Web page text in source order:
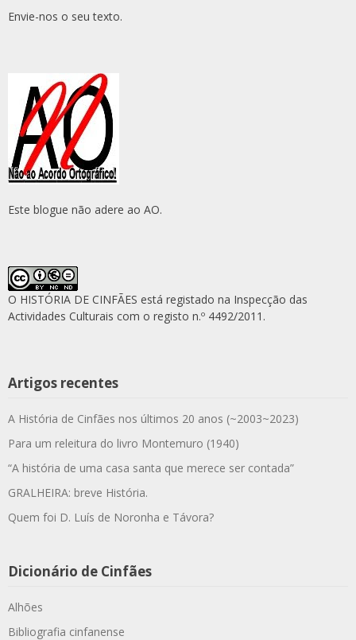
Envie-nos o seu texto.
Este blogue não adere ao AO.
O HISTÓRIA DE CINFÃES está registado na Inspecção das
Actividades Culturais com o registo n.º 4492/2011.
Artigos recentes
A História de Cinfães nos últimos 20 anos (~2003~2023)
Para um releitura do livro Montemuro (1940)
“A história de uma casa santa que merece ser contada”
GRALHEIRA: breve História.
Quem foi D. Luís de Noronha e Távora?
Dicionário de Cinfães
Alhões
Bibliografia cinfanense